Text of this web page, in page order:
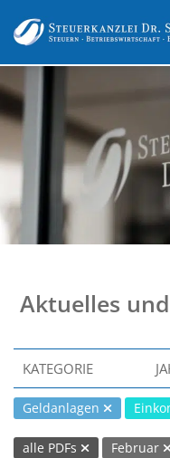
Aktuelles
KATEGORIE
Geldanlagen
alle PDFs Februar